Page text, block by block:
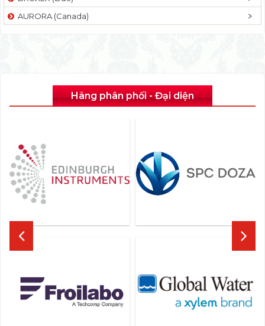
AURORA (Canada)
Hãng phân phối - Đại diện